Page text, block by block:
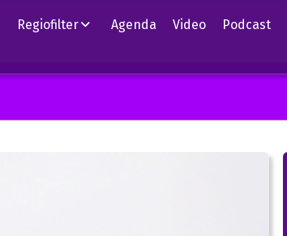
Regiofilter Agenda Video Podcast